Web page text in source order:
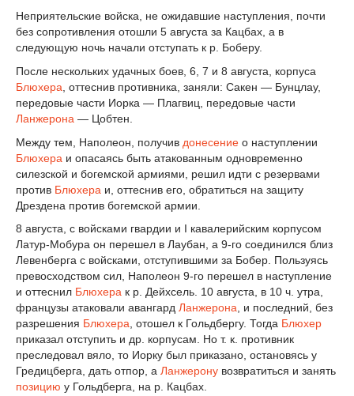
Неприятельские войска, не ожидавшие наступления, почти
без сопротивления отошли 5 августа за Кацбах, а в
следующую ночь начали отступать к р. Боберу.
После нескольких удачных боев, 6, 7 и 8 августа, корпуса
Блюхера , оттеснив противника, заняли: Сакен — Бунцлау,
передовые части Иорка — Плагвиц, передовые части
Ланжерона — Цобтен.
Между тем, Наполеон, получив донесение о наступлении
Блюхера и опасаясь быть атакованным одновременно
силезской и богемской армиями, решил идти с резервами
против Блюхера и, оттеснив его, обратиться на защиту
Дрездена против богемской армии.
8 августа, с войсками гвардии и I кавалерийским корпусом
Латур-Мобура он перешел в Лаубан, а 9-го соединился близ
Левенберга с войсками, отступившими за Бобер. Пользуясь
превосходством сил, Наполеон 9-го перешел в наступление
и оттеснил Блюхера к р. Дейхсель. 10 августа, в 10 ч. утра,
французы атаковали авангард Ланжерона, и последний, без
разрешения Блюхера, отошел к Гольдбергу. Тогда Блюхер
приказал отступить и др. корпусам. Но т. к. противник
преследовал вяло, то Иорку был приказано, остановясь у
Гредицберга, дать отпор, а Ланжерону возвратиться и занять
позицию у Гольдберга, на р. Кацбах.